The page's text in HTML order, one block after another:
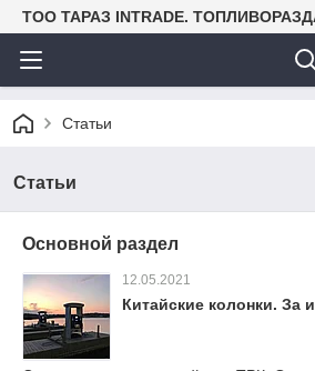
TOO ТАРАЗ INTRADE.
Статьи
Статьи
Основной раздел
12.05.2021
Китайские колонки. За